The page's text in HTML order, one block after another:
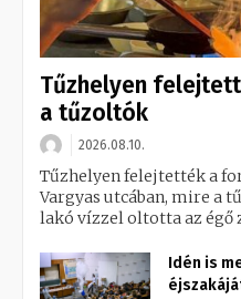
Tűzhelyen
a tűzoltók
2026.08.10.
Tűzhelyen felejtették a
Vargyas utcában, mire a
lakó vízzel oltotta az égő
Idén is